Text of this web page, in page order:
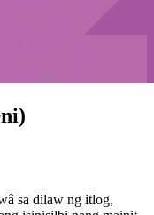
sa dilaw ng itlog,